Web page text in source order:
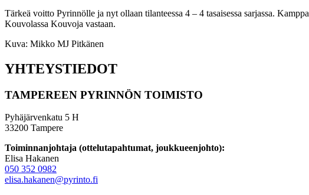
Tärkeä voitto Pyrinnölle ja nyt ollaan tilanteessa 4 – 4 tasaisessa sarjassa.
Kouvolassa Kouvoja vastaan.
Kuva: Mikko MJ Pitkänen
YHTEYSTIEDOT
TAMPEREEN PYRINNÖN TOIMISTO
Pyhäjärvenkatu 5 H
33200 Tampere
Toiminnanjohtaja (ottelutapahtumat, joukkueenjohto):
Elisa Hakanen
050 352 0982
elisa.hakanen@pyrinto.fi